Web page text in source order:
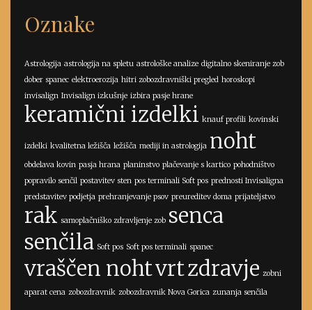
Oznake
Astrologija astrologija na spletu astrološke analize digitalno skeniranje zob
dober spanec elektroerozija hitri zobozdravniški pregled horoskopi
invisalign Invisalign izkušnje izbira pasje hrane
keramični izdelki knauf profili kovinski
izdelki kvalitetna ležišča ležišča mediji in astrologija noht
obdelava kovin pasja hrana planinstvo plačevanje s kartico pohodništvo
popravilo senčil postavitev sten pos terminali Soft pos prednosti Invisaligna
predstavitev podjetja prehranjevanje psov preureditev doma prijateljstvo
rak samoplačniško zdravljenje zob senca
senčila Soft pos Soft pos terminali spanec
vraščen nohtvrtzdravje zobni
aparat cena zobozdravnik zobozdravnik Nova Gorica zunanja senčila